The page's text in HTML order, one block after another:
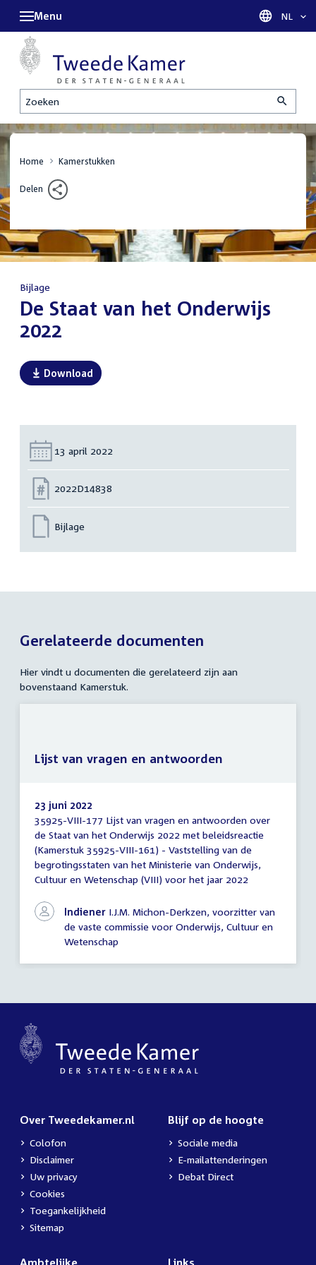
Zoeken
Menu Taal
NL
Home Kamerstukken
Delen
Bijlage
:De Staat van het Onderwijs
2022
Download
Datum:
13 april 2022
Nummer:
2022D14838
Bijlage
Gerelateerde documenten
Hier vindt u documenten die gerelateerd zijn aan
bovenstaand Kamerstuk.
Lijst
van
vragen
en
antwoorden
23 juni 2022
35925-VIII-177 Lijst van vragen en antwoorden over
de Staat van het Onderwijs 2022 met beleidsreactie
(Kamerstuk 35925-VIII-161) - Vaststelling van de
begrotingsstaten van het Ministerie van Onderwijs,
Cultuur en Wetenschap (VIII) voor het jaar 2022
Indiener I.J.M. Michon-Derkzen, voorzitter van
de vaste commissie voor Onderwijs, Cultuur en
Wetenschap
Lijst van vragen en antwoorden
Over Tweedekamer.nl
Colofon
Disclaimer
Uw privacy
Cookies
Toegankelijkheid
Sitemap
Blijf op de hoogte
Sociale media
E-mailattenderingen
Debat Direct
Ambtelijke Links